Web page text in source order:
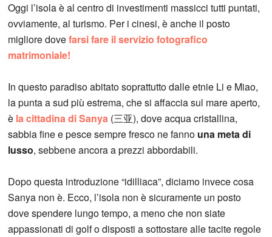
Oggi l’isola è al centro di investimenti massicci tutti puntati,
ovviamente, al turismo. Per i cinesi, è anche il posto
migliore dovefarsi fare il servizio fotografico
matrimoniale!
In questo paradiso abitato soprattutto dalle etnie Li e Miao,
la punta a sud più estrema, che si affaccia sul mare aperto,
è la cittadina di Sanya (三亚), dove acqua cristallina,
sabbia fine e pesce sempre fresco ne fanno una meta di
lusso, sebbene ancora a prezzi abbordabili.
Dopo questa introduzione “idilliaca”, diciamo invece cosa
Sanya non è. Ecco, l’isola non è sicuramente un posto
dove spendere lungo tempo, a meno che non siate
appassionati di golf o disposti a sottostare alle tacite regole